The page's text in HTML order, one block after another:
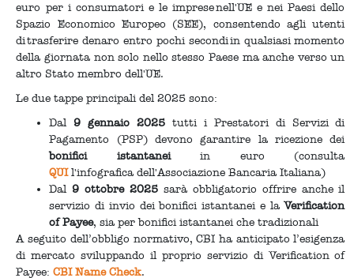
euro per i consumatori e le imprese nell'UE e nei Paesi dello
Spazio Economico Europeo (SEE), consentendo agli utenti
di trasferire denaro entro pochi secondi in qualsiasi momento
della giornata non solo nello stesso Paese ma anche verso un
altro Stato membro dell'UE.
Le due tappe principali del 2025 sono:
Dal9 gennaio 2025 tutti i Prestatori di Servizi di
Pagamento (PSP) devono garantire la ricezione dei
bonifici istantaneiin euro (consulta
QUIl'infografica dell'Associazione Bancaria Italiana)
Dal9 ottobre 2025 sarà obbligatorio offrire anche il
servizio di invio dei bonifici istantanei e laVerification
of Payee, sia per bonifici istantanei che tradizionali
A seguito dell’obbligo normativo, CBI ha anticipato l’esigenza
di mercato sviluppando il proprio servizio di Verification of
Payee:CBI Name Check.